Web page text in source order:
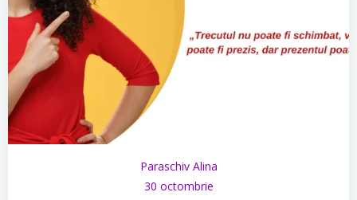
Paraschiv Alina
30 octombrie